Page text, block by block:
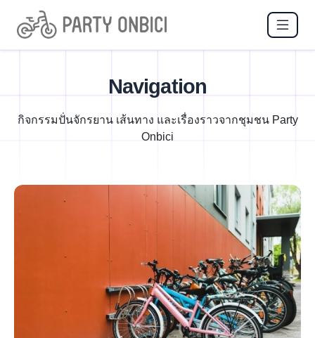
Navigation
กิจกรรมปั่นจักรยาน เส้นทาง และเรื่องราวจากชุมชน Party
Onbici